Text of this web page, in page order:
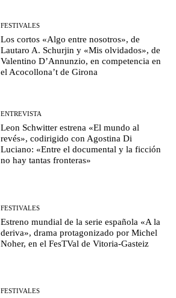
FESTIVALES
Los cortos «Algo entre nosotros», de
Lautaro A. Schurjin y «Mis olvidados», de
Valentino D’Annunzio, en competencia en
el Acocollona’t de Girona
ENTREVISTA
Leon Schwitter estrena «El mundo al
revés», codirigido con Agostina Di
Luciano: «Entre el documental y la ficción
no hay tantas fronteras»
FESTIVALES
Estreno mundial de la serie española «A la
deriva», drama protagonizado por Michel
Noher, en el FesTVal de Vitoria-Gasteiz
FESTIVALES